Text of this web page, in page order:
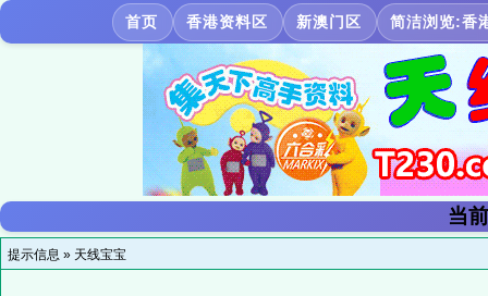
首页 香港资料区 新澳门区 简洁浏览:香
当
提示信息 » 天线宝宝